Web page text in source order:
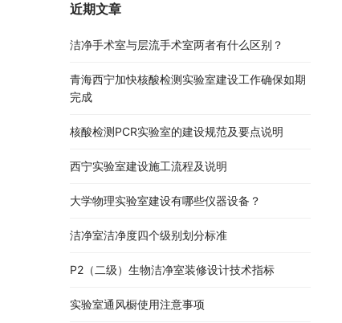
近期文章
洁净手术室与层流手术室两者有什么区别？
青海西宁加快核酸检测实验室建设工作确保如期
完成
核酸检测PCR实验室的建设规范及要点说明
西宁实验室建设施工流程及说明
大学物理实验室建设有哪些仪器设备？
洁净室洁净度四个级别划分标准
P2（二级）生物洁净室装修设计技术指标
实验室通风橱使用注意事项